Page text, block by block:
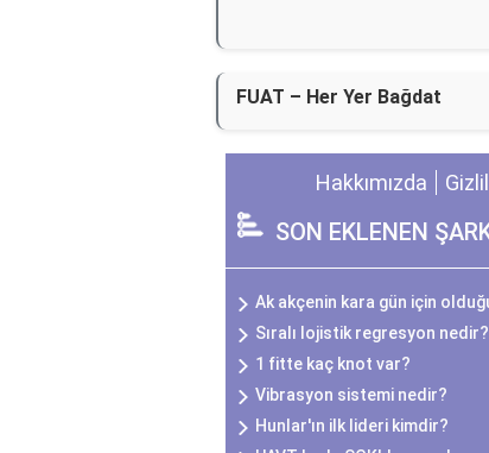
FUAT – Her Yer Bağdat
Hakkımızda
SON EKLENEN
Ak akçenin kara gün için
Sıralı lojistik regresyon nedir?
1 fitte kaç knot var?
Vibrasyon sistemi nedir?
Hunlar'ın ilk lideri kimdir?